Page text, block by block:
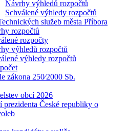
Návrhy výhledů rozpočtů
Schválené výhledy rozpočtů
služeb města Příbora
rozpočtů
rozpočty
výhledů rozpočtů
výhledy rozpočtů
zákona 250⁄2000 Sb.
obcí 2026
prezidenta České republiky o